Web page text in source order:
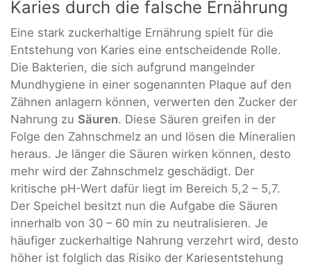
Karies durch die falsche Ernährung
Eine stark zuckerhaltige Ernährung spielt für die
Entstehung von Karies eine entscheidende Rolle.
Die Bakterien, die sich aufgrund mangelnder
Mundhygiene in einer sogenannten Plaque auf den
Zähnen anlagern können, verwerten den Zucker der
Nahrung zu Säuren. Diese Säuren greifen in der
Folge den Zahnschmelz an und lösen die Mineralien
heraus. Je länger die Säuren wirken können, desto
mehr wird der Zahnschmelz geschädigt. Der
kritische pH-Wert dafür liegt im Bereich 5,2 – 5,7.
Der Speichel besitzt nun die Aufgabe die Säuren
innerhalb von 30 – 60 min zu neutralisieren. Je
häufiger zuckerhaltige Nahrung verzehrt wird, desto
höher ist folglich das Risiko der Kariesentstehung